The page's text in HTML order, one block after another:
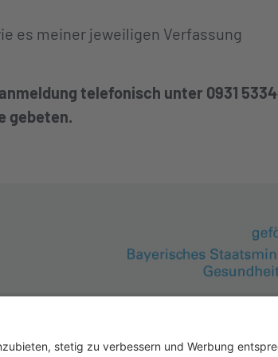
es meiner jeweiligen Verfassung
telefonisch unter 0931
gebeten.